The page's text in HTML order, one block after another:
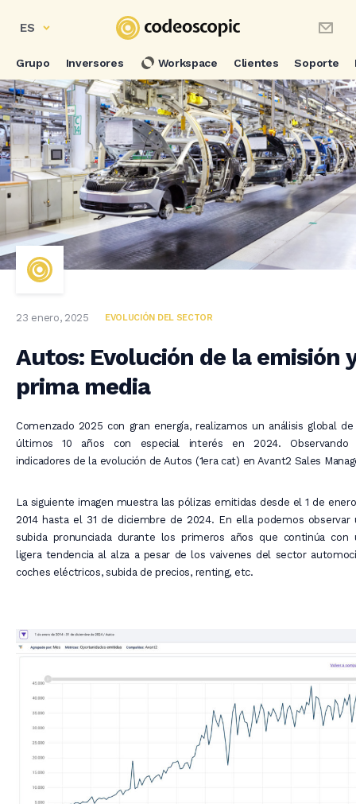
ES
Grupo Inversores Workspace Clientes Soporte
23 enero, 2025 EVOLUCIÓN DEL SECTOR
Autos: Evolución de la emisión y
prima media
Comenzado 2025 con gran energía, realizamos un análisis global
últimos 10 años con especial interés en 2024. Observando
indicadores de la evolución de Autos (1era cat) en Avant2 Sales
La siguiente imagen muestra las pólizas emitidas desde el 1 de
2014 hasta el 31 de diciembre de 2024. En ella podemos observar
subida pronunciada durante los primeros años que continúa con
ligera tendencia al alza a pesar de los vaivenes del sector
coches eléctricos, subida de precios, renting, etc.